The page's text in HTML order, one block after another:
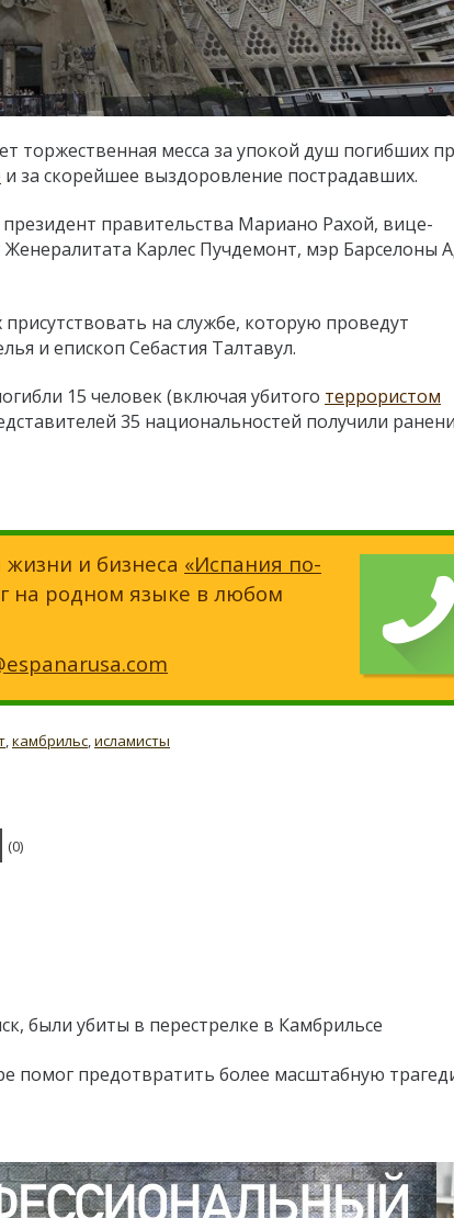
торжественная месса за упокой душ погибших
и за скорейшее выздоровление пострадавших.
правительства Мариано Рахой, вице-
Карлес Пучдемонт, мэр Барселоны
на службе, которую проведут
и епископ Себастия Талтавул.
15 человек (включая убитого террористом
35 национальностей получили
и бизнеса «Испания по-
на родном языке в любом
,камбрильс,исламисты
(0)
были убиты в перестрелке в Камбрильсе
помог предотвратить более масштабную